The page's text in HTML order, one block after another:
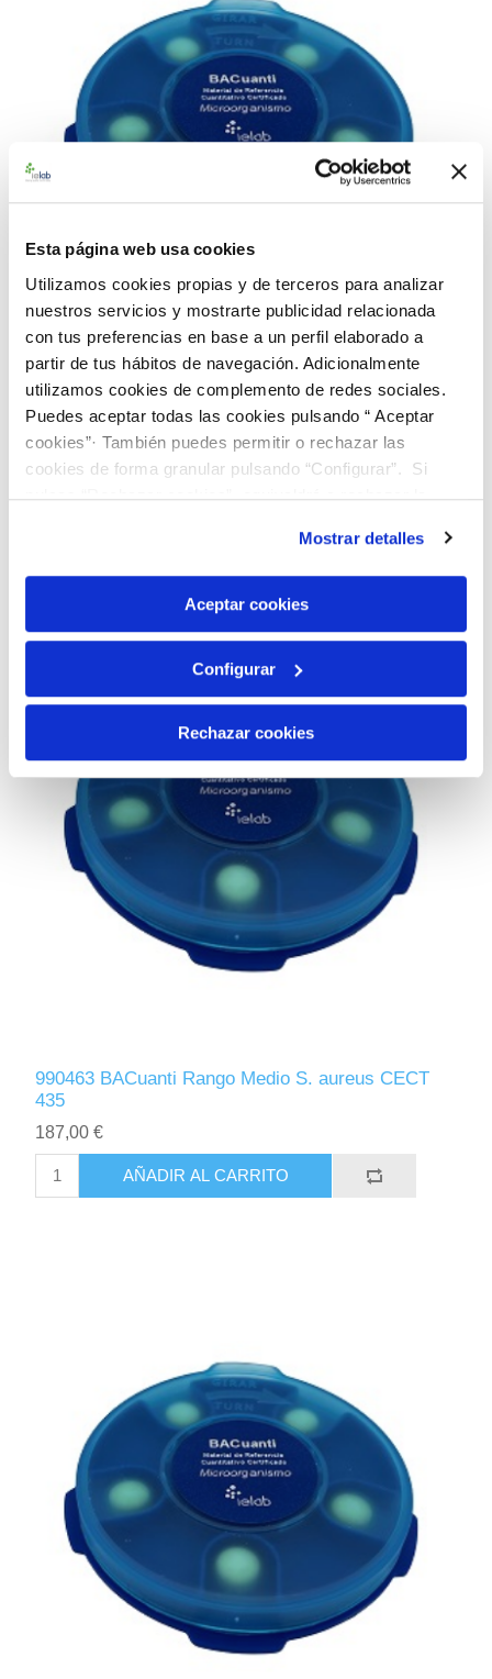
Esta página web usa cookies
Utilizamos cookies propias y de terceros para analizar
nuestros servicios y mostrarte publicidad relacionada
con tus preferencias en base a un perfil elaborado a
partir de tus hábitos de navegación. Adicionalmente
utilizamos cookies de complemento de redes sociales.
Puedes aceptar todas las cookies pulsando “ Aceptar
cookies”· También puedes permitir o rechazar las
cookies de forma granular pulsando “Configurar”. Si
pulsas “Rechazar cookies”, equivaldrá a rechazar la
son indispensables para que el sitio web funcione y que
por tanto no se pueden desactivar. Puedes consultar
más información en nuestraPolítica de Cookies
Mostrar detalles
Aceptar cookies
Configurar
Rechazar cookies
990403 BACuanti Rango Medio C. perfringens
CECT 376
187,00 €
990463 BACuanti Rango Medio S. aureus CECT
435
187,00 €
AÑADIR AL CARRITO